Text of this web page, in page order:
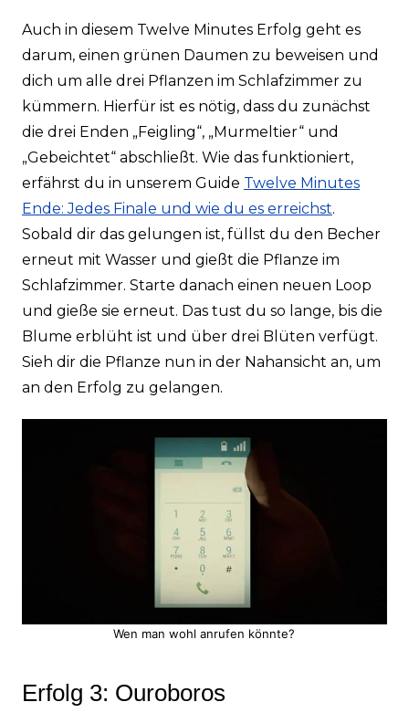
Auch in diesem Twelve Minutes Erfolg geht es
darum, einen grünen Daumen zu beweisen und
dich um alle drei Pflanzen im Schlafzimmer zu
kümmern. Hierfür ist es nötig, dass du zunächst
die drei Enden „Feigling“, „Murmeltier“ und
„Gebeichtet“ abschließt. Wie das funktioniert,
erfährst du in unserem Guide Twelve Minutes
Ende: Jedes Finale und wie du es erreichst.
Sobald dir das gelungen ist, füllst du den Becher
erneut mit Wasser und gießt die Pflanze im
Schlafzimmer. Starte danach einen neuen Loop
und gieße sie erneut. Das tust du so lange, bis die
Blume erblüht ist und über drei Blüten verfügt.
Sieh dir die Pflanze nun in der Nahansicht an, um
an den Erfolg zu gelangen.
Wen man wohl anrufen könnte?
Erfolg 3: Ouroboros